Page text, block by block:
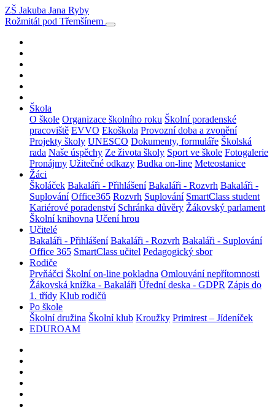
ZŠ Jakuba Jana Ryby
Rožmitál pod Třemšínem
Škola
O škole Organizace školního roku Školní poradenské
pracoviště EVVO Ekoškola Provozní doba a zvonění
Projekty školy UNESCO Dokumenty, formuláře Školská
rada Naše úspěchy Ze života školy Sport ve škole Fotogalerie
Pronájmy Užitečné odkazy Budka on-line Meteostanice
Žáci
Školáček Bakaláři - Přihlášení Bakaláři - Rozvrh Bakaláři -
Suplování Office365 Rozvrh Suplování SmartClass student
Kariérové poradenství Schránka důvěry Žákovský parlament
Školní knihovna Učení hrou
Učitelé
Bakaláři - Přihlášení Bakaláři - Rozvrh Bakaláři - Suplování
Office 365 SmartClass učitel Pedagogický sbor
Rodiče
Prvňáčci Školní on-line pokladna Omlouvání nepřítomnosti
Žákovská knížka - Bakaláři Úřední deska - GDPR Zápis do
1. třídy Klub rodičů
Po škole
Školní družina Školní klub Kroužky Primirest – Jídeníček
EDUROAM